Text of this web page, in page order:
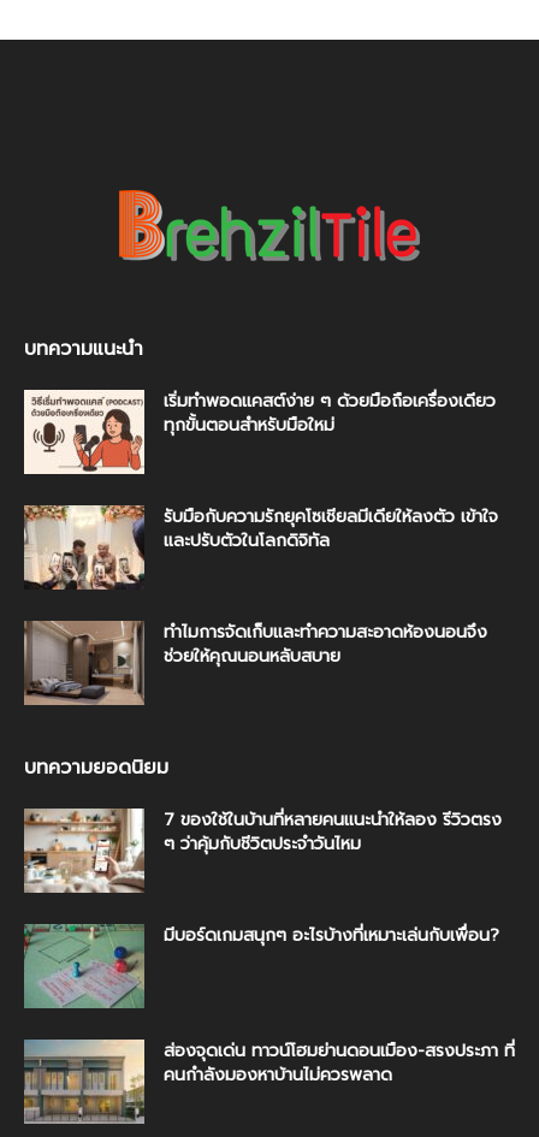
บทความแนะนำ
เริ่มทำพอดแคสต์ง่าย ๆ ด้วยมือถือเครื่องเดียว
ทุกขั้นตอนสำหรับมือใหม่
รับมือกับความรักยุคโซเชียลมีเดียให้ลงตัว เข้าใจ
และปรับตัวในโลกดิจิทัล
ทำไมการจัดเก็บและทำความสะอาดห้องนอนจึง
ช่วยให้คุณนอนหลับสบาย
บทความยอดนิยม
7 ของใช้ในบ้านที่หลายคนแนะนำให้ลอง รีวิวตรง
ๆ ว่าคุ้มกับชีวิตประจำวันไหม
มีบอร์ดเกมสนุกๆ อะไรบ้างที่เหมาะเล่นกับเพื่อน?
ส่องจุดเด่น ทาวน์โฮมย่านดอนเมือง-สรงประภา ที่
คนกำลังมองหาบ้านไม่ควรพลาด